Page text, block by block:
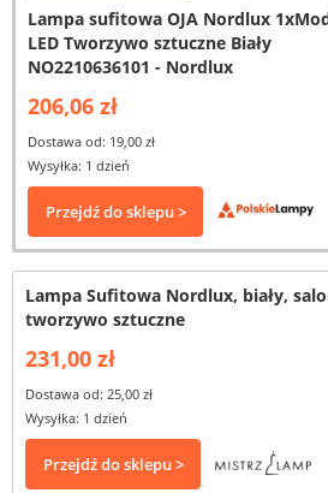
Lampa sufitowa OJA Nordlux
LED Tworzywo sztuczne Biały
NO2210636101 - Nordlux
206,06 zł
Dostawa od: 19,00 zł
Wysyłka: 1 dzień
Przejdź do sklepu >
Lampa Sufitowa Nordlux, biały,
tworzywo sztuczne
231,00 zł
Dostawa od: 25,00 zł
Wysyłka: 1 dzień
Przejdź do sklepu >